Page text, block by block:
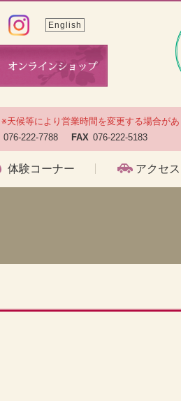
English
※天候等により営業時間を変更する場合が
076-222-7788 FAX 076-222-5183
体験コーナー アクセス